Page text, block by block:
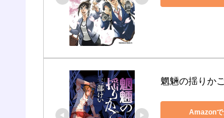
魍魎の揺りか
Amazonで